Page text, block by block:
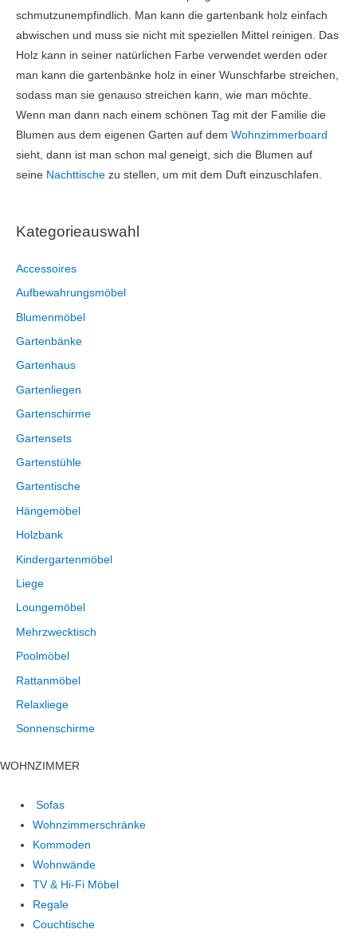
Kategorieauswahl
Accessoires
Aufbewahrungsmöbel
Blumenmöbel
Gartenbänke
Gartenhaus
Gartenliegen
Gartenschirme
Gartensets
Gartenstühle
Gartentische
Hängemöbel
Holzbank
Kindergartenmöbel
Liege
Loungemöbel
Mehrzwecktisch
Poolmöbel
Rattanmöbel
Relaxliege
Sonnenschirme
schmutzunempfindlich. Man kann die gartenbank holz einfach
abwischen und muss sie nicht mit speziellen Mittel reinigen. Das
Holz kann in seiner natürlichen Farbe verwendet werden oder
man kann die gartenbänke holz in einer Wunschfarbe streichen,
sodass man sie genauso streichen kann, wie man möchte.
Wenn man dann nach einem schönen Tag mit der Familie die
Blumen aus dem eigenen Garten auf dem Wohnzimmerboard
sieht, dann ist man schon mal geneigt, sich die Blumen auf
seine Nachttische zu stellen, um mit dem Duft einzuschlafen.
WOHNZIMMER
Sofas
Wohnzimmerschränke
Kommoden
Wohnwände
TV & Hi-Fi Möbel
Regale
Couchtische